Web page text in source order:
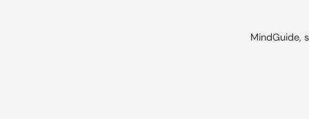
MindGuide,